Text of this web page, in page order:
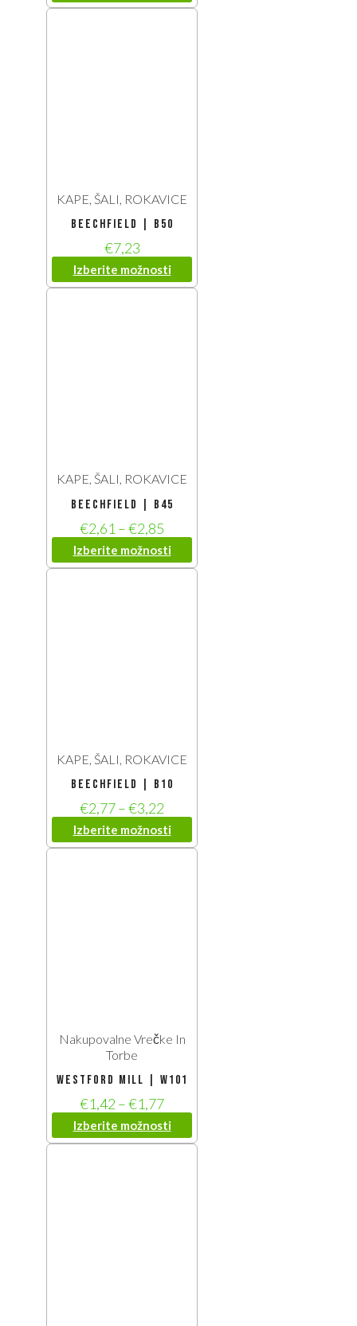
KAPE, ŠALI, ROKAVICE
Beechfield | B50
€7,23
Izberite možnosti
KAPE, ŠALI, ROKAVICE
Beechfield | B45
€2,61 –€2,85
Izberite možnosti
KAPE, ŠALI, ROKAVICE
Beechfield | B10
€2,77–€3,22
Izberite možnosti
Nakupovalne Vrečke In
Torbe
Westford Mill | W101
€1,42 –€1,77
Izberite možnosti